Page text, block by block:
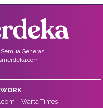
Generasi
Warta Times